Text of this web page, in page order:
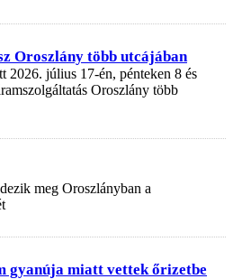
Oroszlány több utcájában
2026. július 17-én, pénteken 8 és
Oroszlány több
meg Oroszlányban a
gyanúja miatt vettek őrizetbe